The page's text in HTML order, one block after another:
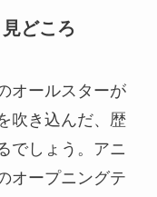
どころ
オールスターが
吹き込んだ、歴
でしょう。アニ
オープニングテ